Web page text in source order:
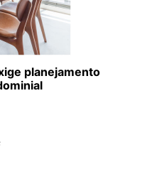
planejamento